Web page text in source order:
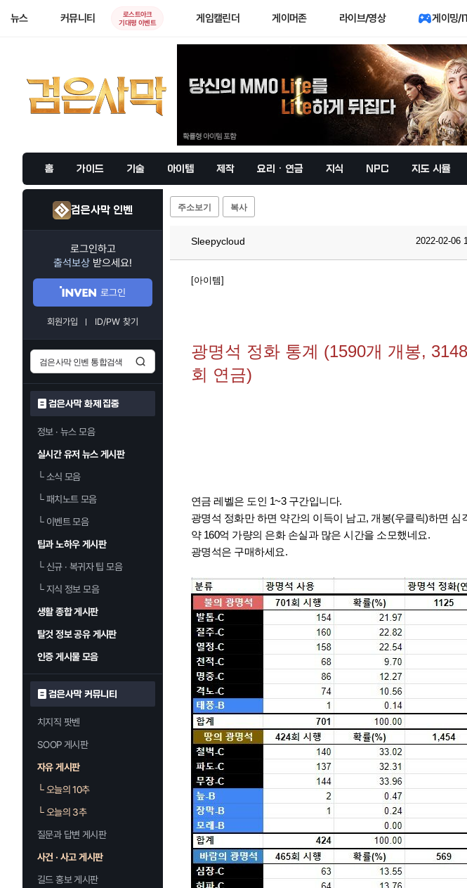
뉴스 커뮤니티
로스트아크
기대평 이벤트
게임캘린더 게이머존 라이브/영상 게이밍/
홈 가이드 기술 아이템 제작 요리 · 연금 지식 NPC 지도 시뮬
검은사막 인벤
로그인하고
출석보상 받으세요!
로그인
회원가입 ID/PW 찾기
검은사막 화제 집중
정보 · 뉴스 모음
실시간 유저 뉴스 게시판
└소식 모음
└패치노트 모음
└이벤트 모음
팁과 노하우 게시판
└신규 · 복귀자 팁 모음
└지식 정보 모음
생활 종합 게시판
탈것 정보 공유 게시판
인증 게시물 모음
검은사막 커뮤니티
치지직 팟벤
SOOP 게시판
자유 게시판
└오늘의 10추
└오늘의 3추
질문과 답변 게시판
사건 · 사고 게시판
길드 홍보 게시판
주소보기 복사
Sleepycloud 2022-02-06
[아이템]
광명석 정화 통계 (1590개 개봉, 3148
회 연금)
연금 레벨은 도인 1~3 구간입니다.
광명석 정화만 하면 약간의 이득이 남고, 개봉(우클릭)하면 심
약 160억 가량의 은화 손실과 많은 시간을 소모했네요.
광명석은 구매하세요.